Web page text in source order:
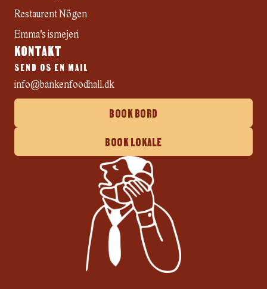
Restaurent Nögen
Emma's ismejeri
KONTAKT
SEND OS EN MAIL
info@bankenfoodhall.dk
BOOK BORD
BOOK LOKALE